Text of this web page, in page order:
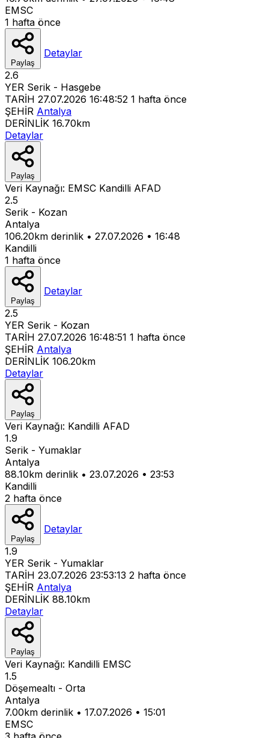
EMSC
1 hafta önce
Paylaş
Detaylar
2.6
YER Serik - Hasgebe
TARİH 27.07.2026 16:48:52 1 hafta önce
ŞEHİR Antalya
DERİNLİK 16.70km
Detaylar
Paylaş
Veri Kaynağı: EMSC Kandilli AFAD
2.5
Serik - Kozan
Antalya
106.20km derinlik • 27.07.2026 • 16:48
Kandilli
1 hafta önce
Paylaş
Detaylar
2.5
YER Serik - Kozan
TARİH 27.07.2026 16:48:51 1 hafta önce
ŞEHİR Antalya
DERİNLİK 106.20km
Detaylar
Paylaş
Veri Kaynağı: Kandilli AFAD
1.9
Serik - Yumaklar
Antalya
88.10km derinlik • 23.07.2026 • 23:53
Kandilli
2 hafta önce
Paylaş
Detaylar
1.9
YER Serik - Yumaklar
TARİH 23.07.2026 23:53:13 2 hafta önce
ŞEHİR Antalya
DERİNLİK 88.10km
Detaylar
Paylaş
Veri Kaynağı: Kandilli EMSC
1.5
Döşemealtı - Orta
Antalya
7.00km derinlik • 17.07.2026 • 15:01
EMSC